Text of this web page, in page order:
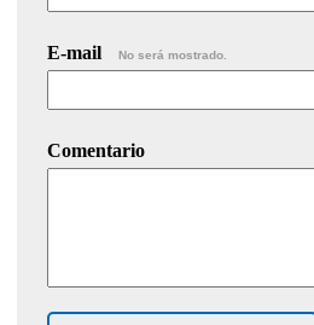
E-mail No será mostrado.
Comentario